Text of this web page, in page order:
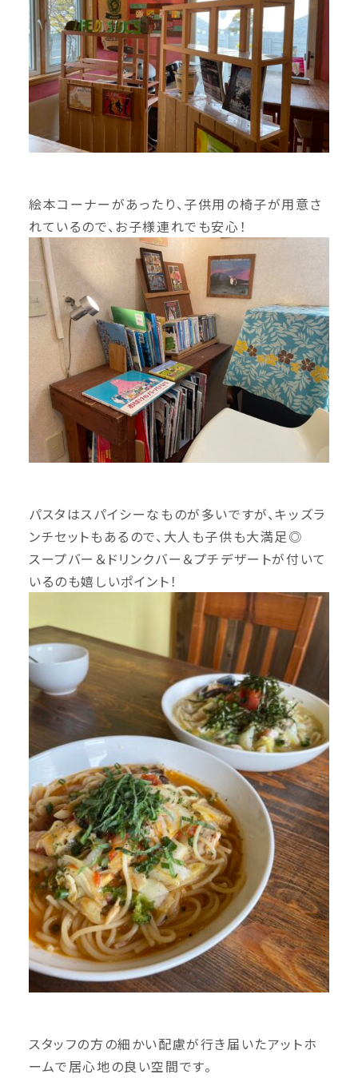
絵本コーナーがあったり、子供用の椅子が用意さ
れているので、お子様連れでも安心！
パスタはスパイシーなものが多いですが、キッズラ
ンチセットもあるので、大人も子供も大満足◎
スープバー＆ドリンクバー＆プチデザートが付いて
いるのも嬉しいポイント！
スタッフの方の細かい配慮が行き届いたアットホ
ームで居心地の良い空間です。